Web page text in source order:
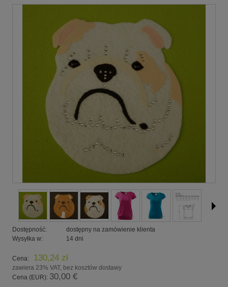
Dostępność:
dostępny na zamówienie klienta
Wysyłka w:
14 dni
Cena: 130,24 zł
zawiera 23% VAT, bez kosztów dostawy
Cena (EUR): 30,00 €